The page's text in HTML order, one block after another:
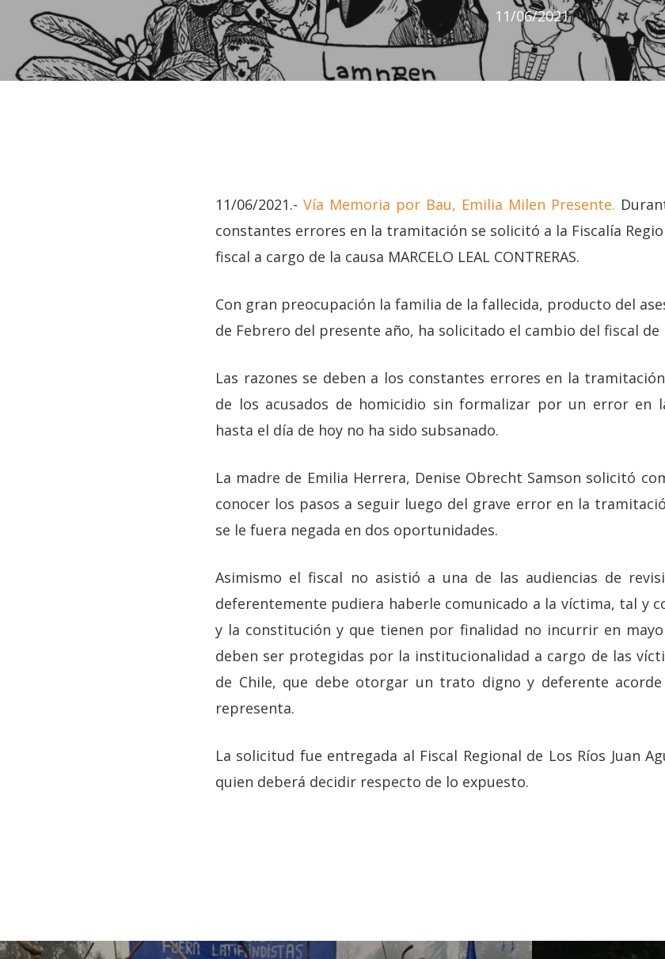
11/06/2021
11/06/2021.- Vía Memoria por Bau, Emilia Milen Presente.
constantes errores en la tramitación se solicitó a la Fiscalía
fiscal a cargo de la causa MARCELO LEAL CONTRERAS.
Con gran preocupación la familia de la fallecida, producto del
de Febrero del presente año, ha solicitado el cambio del fiscal de
Las razones se deben a los constantes errores en la
de los acusados de homicidio sin formalizar por un error en
hasta el día de hoy no ha sido subsanado.
La madre de Emilia Herrera, Denise Obrecht Samson solicitó
conocer los pasos a seguir luego del grave error en la
se le fuera negada en dos oportunidades.
Asimismo el fiscal no asistió a una de las audiencias de
deferentemente pudiera haberle comunicado a la víctima, tal y
y la constitución y que tienen por finalidad no incurrir en
deben ser protegidas por la institucionalidad a cargo de las
de Chile, que debe otorgar un trato digno y deferente
representa.
La solicitud fue entregada al Fiscal Regional de Los Ríos Juan
quien deberá decidir respecto de lo expuesto.